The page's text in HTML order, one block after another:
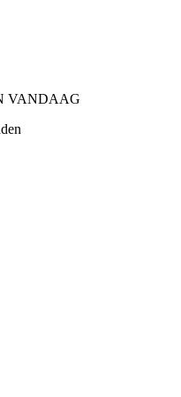
VANDAAG